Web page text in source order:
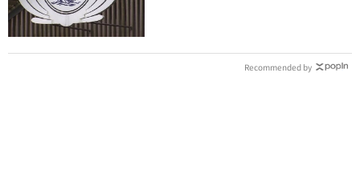
Recommended by